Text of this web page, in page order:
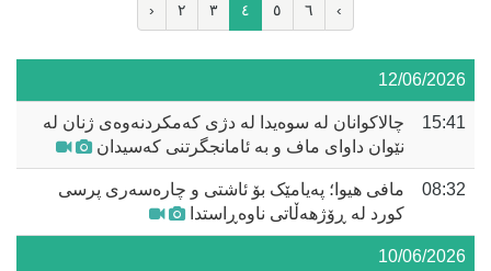
‹ ٢ ٣ ٤ ٥ ٦ ›
12/06/2026
15:41
چالاکوانان لە سوەیدا لە دژی کەمکردنەوەی ژنان لە
نێوان داوای ماف و بە ئامانجگرتنی کەسیدان
08:32
مافی هیوا؛ پەیامێک بۆ ئاشتی و چارەسەری پرسی
کورد لە ڕۆژهەڵاتی ناوەڕاستدا
10/06/2026